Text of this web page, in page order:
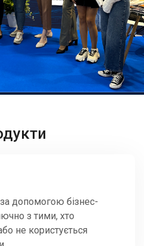
за допомогою бізнес-
з тими, хто
не користується